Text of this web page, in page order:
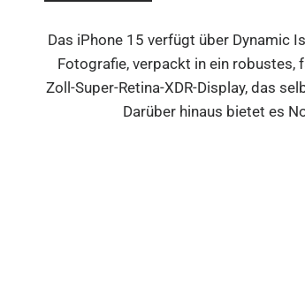
Das iPhone 15 verfügt über Dynamic
Fotografie, verpackt in ein robustes,
Zoll-Super-Retina-XDR-Display, das
Darüber hinaus bietet es